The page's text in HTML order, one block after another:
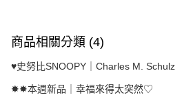
商品相關分類 (4)
♥︎史努比SNOOPY｜Charles M. Schulz
✸✸本週新品｜幸福來得太突然♡